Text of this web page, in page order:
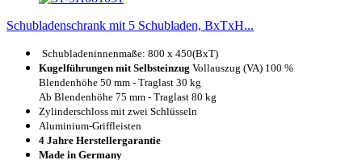
Schubladenschrank mit 5 Schubladen, BxTxH...
Schubladeninnenmaße: 800 x 450(BxT)
Kugelführungen mit Selbsteinzug Vollauszug (VA) 100 %
Blendenhöhe 50 mm - Traglast 30 kg
Ab Blendenhöhe 75 mm - Traglast 80 kg
Zylinderschloss mit zwei Schlüsseln
Aluminium-Griffleisten
4 Jahre Herstellergarantie
Made in Germany